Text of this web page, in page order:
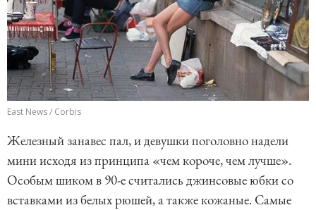
East News / Corbis
Железный занавес пал, и девушки поголовно надели
мини исходя из принципа «чем короче, чем лучше».
Особым шиком в 90-е считались джинсовые юбки со
вставками из белых рюшей, а также кожаные. Самые